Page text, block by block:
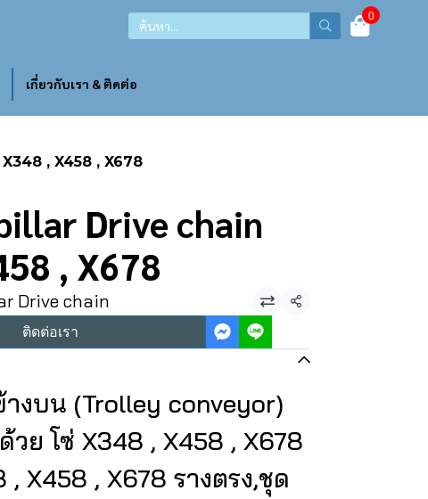
0
เกี่ยวกับเรา & ติดต่อ
, X458 , X678
Drive chain
, X678
Drive chain
แชร์
ติดต่อเรา
างบน (Trolley conveyor)
วย โซ่ X348 , X458 , X678
, X458 , X678 รางตรง,ชุด